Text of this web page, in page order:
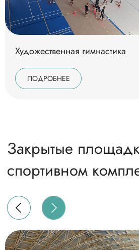
Художественная гимнастика
ПОДРОБНЕЕ
Залы и аудитории